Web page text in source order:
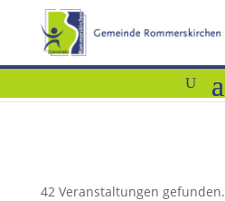
42 Veranstaltungen gefunden.